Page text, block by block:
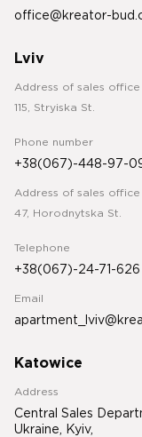
office@kreator-
Lviv
Address of sales
115, Stryiska St.
Phone number
+38(067)-448-97-
Address of sales
47, Horodnytska St.
Telephone
+38(067)-24-71-626
Email
Katowice
Address
Central Sales
Ukraine, Kyiv,